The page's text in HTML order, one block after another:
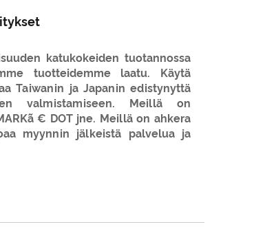
katukokeiden tuotannossa
tuotteidemme laatu. Käytä
Taiwanin ja Japanin edistynyttä
valmistamiseen. Meillä on
€ DOT jne. Meillä on ahkera
myynnin jälkeistä palvelua ja